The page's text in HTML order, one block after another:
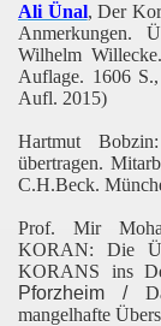
Ali Ünal, Der
Anmerkungen.
Wilhelm
Auflage. 1606
Aufl. 2015)
Hartmut
übertragen.
C.H.Beck.
Prof. Mir
KORAN: Die
KORANS ins
Pforzheim /
mangelhafte